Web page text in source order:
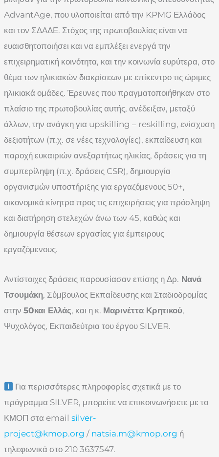
AdvantAge, που υλοποιείται από την KPMG Ελλάδος
και τον ΣΔΑΔΕ. Στόχος της πρωτοβουλίας είναι να
ευαισθητοποιήσει και να εμπλέξει ενεργά την
επιχειρηματική κοινότητα, και την κοινωνία ευρύτερα, στο
θέμα των ηλικιακών διακρίσεων με επίκεντρο τις ώριμες
ηλικιακά ομάδες. Έρευνες που πραγματοποιήθηκαν στο
πλαίσιο της πρωτοβουλίας αυτής, ανέδειξαν, μεταξύ
άλλων, την ανάγκη για upskilling – reskilling, ενίσχυση
δεξιοτήτων (π.χ. σε νέες τεχνολογίες), εκπαίδευση και
παροχή ευκαιριών ανεξαρτήτως ηλικίας, δράσεις για τη
συμπερίληψη (π.χ. δράσεις CSR), δημιουργία
οργανισμών υποστήριξης για εργαζόμενους 50+,
οικονομικά κίνητρα προς τις επιχειρήσεις για πρόσληψη
και διατήρηση στελεχών άνω των 45, καθώς και
δημιουργία θέσεων εργασίας για έμπειρους
εργαζόμενους.
Αντίστοιχες δράσεις παρουσίασαν επίσης η Δρ. Νανά
Τσουμάκη, Σύμβουλος Εκπαίδευσης και Σταδιοδρομίας
στην 50και Ελλάς, και η κ. Μαρινέττα Κρητικού,
Ψυχολόγος, Εκπαιδεύτρια του έργου SILVER.
Για περισσότερες πληροφορίες σχετικά με το
πρόγραμμα SILVER, μπορείτε να επικοινωνήσετε με το
ΚΜΟΠ στα email silver-
project@kmop.org / natsia.m@kmop.org ή
τηλεφωνικά στο 210 3637547.